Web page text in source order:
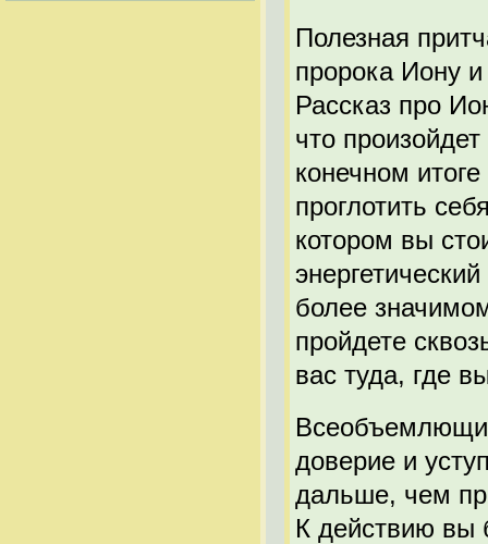
Полезная
пророка Иону
Рассказ про
что
конечном
проглотить
котором вы
более
пройдете
вас туда, где
доверие и
дальше, чем
К действию вы